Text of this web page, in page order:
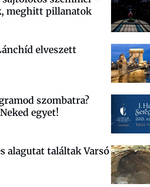
meghitt pillanatok
elveszett
szombatra?
egyet!
alagutat találtak Varsó